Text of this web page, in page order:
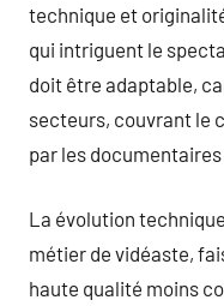
technique et
qui intriguent le
doit être adaptable,
secteurs, couvrant le
par les
La évolution
métier de vidéaste,
haute qualité moins